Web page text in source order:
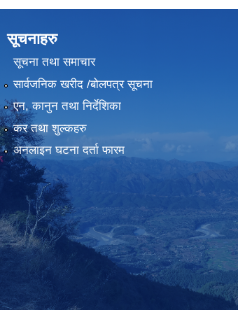
सूचनाहरु
सूचना तथा समाचार
सार्वजनिक खरीद /बोलपत्र सूचना
एन, कानुन तथा निर्देशिका
कर तथा शुल्कहरु
अनलाइन घटना दर्ता फारम